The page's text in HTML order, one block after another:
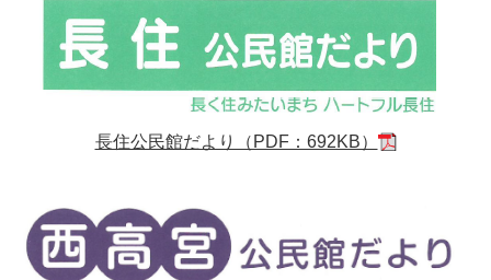
長住公民館だより（PDF：692KB）